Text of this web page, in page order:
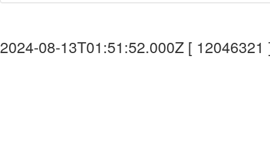
2024-08-13T01:51:52.000Z [ 12046321